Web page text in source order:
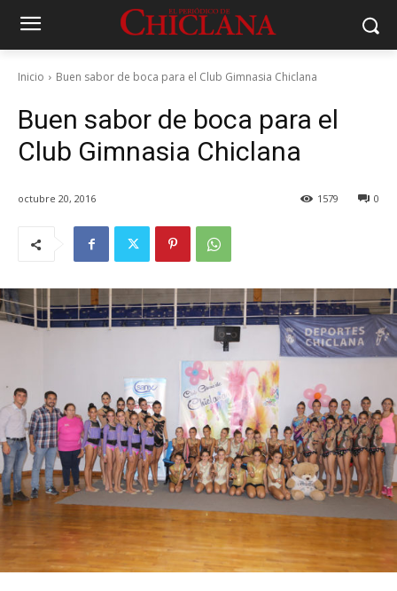
Inicio Buen sabor de boca para el Club Gimnasia Chiclana
Buen sabor de boca para el
Club Gimnasia Chiclana
octubre 20, 2016 0
1579